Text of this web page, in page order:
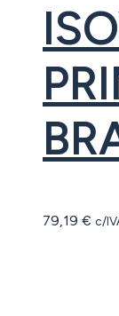
79,19 € c/